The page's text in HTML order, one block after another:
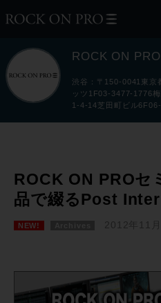
ROCK ON PRO
渋谷：〒150-0041東京
ッツ1F03-3477-1776
1-4-14芝田町ビル
ROCK ON PROセ
品で綴るPost
NEW! 2012年11月